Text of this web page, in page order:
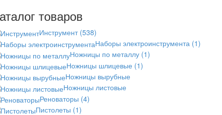
товаров
Инструмент (538)
Наборы электроинструмента (1)
Ножницы по металлу (1)
Ножницы шлицевые (1)
Ножницы вырубные
Ножницы листовые
Реноваторы (4)
Пистолеты (1)